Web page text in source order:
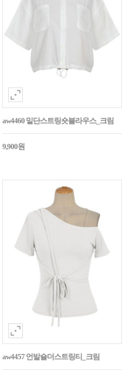
aw4460 밑단스트링숏블라우스_크림
9,900원
aw4457 언발숄더스트링티_크림